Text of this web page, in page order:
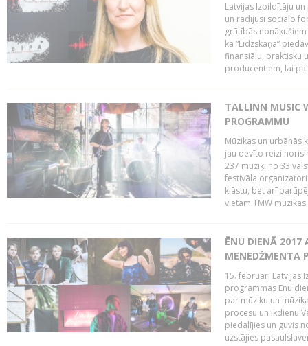
Latvijas Izpildītāju
un radījusi sociālo
grūtībās
ka “Līdzskaņa”
finansiālu, praktisku
producentiem, lai
TALLINN MUSIC
PROGRAMMU
Mūzikas un urbānās
jau devīto reizi
237 mūziķi no 33
festivāla
klāstu, bet arī
vietām.TMW
ĒNU DIENĀ 2017
MENEDŽMENTA
15. februārī Latvijas
programmas Ēnu
par mūziku un
procesu un
piedalījies un guvis
uzstājies